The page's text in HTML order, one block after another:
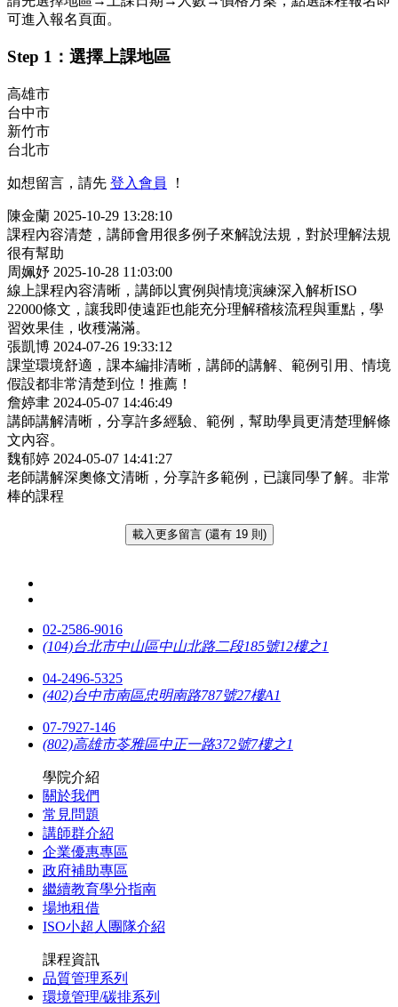
可進入報名頁面。
Step 1：選擇上課地區
高雄市
台中市
新竹市
台北市
如想留言，請先 登入會員 ！
陳金蘭 2025-10-29 13:28:10
課程內容清楚，講師會用很多例子來解說法規，對於理解法規
很有幫助
周姵妤 2025-10-28 11:03:00
線上課程內容清晰，講師以實例與情境演練深入解析ISO
22000條文，讓我即使遠距也能充分理解稽核流程與重點，學
習效果佳，收穫滿滿。
張凱博 2024-07-26 19:33:12
課堂環境舒適，課本編排清晰，講師的講解、範例引用、情境
假設都非常清楚到位！推薦！
詹婷聿 2024-05-07 14:46:49
講師講解清晰，分享許多經驗、範例，幫助學員更清楚理解條
文內容。
魏郁婷 2024-05-07 14:41:27
老師講解深奧條文清晰，分享許多範例，已讓同學了解。非常
棒的課程
載入更多留言 (還有 19 則)
02-2586-9016
(104)台北市中山區中山北路二段185號12樓之1
04-2496-5325
(402)台中市南區忠明南路787號27樓A1
07-7927-146
(802)高雄市苓雅區中正一路372號7樓之1
學院介紹
關於我們
常見問題
講師群介紹
企業優惠專區
政府補助專區
繼續教育學分指南
場地租借
ISO小超人團隊介紹
課程資訊
品質管理系列
環境管理/碳排系列